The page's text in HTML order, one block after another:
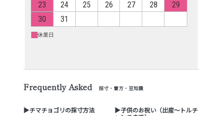
Frequently Asked 採寸・着方・豆知識
▶チマチョゴリの採寸方法
▶子供のお祝い（出産～トルチ